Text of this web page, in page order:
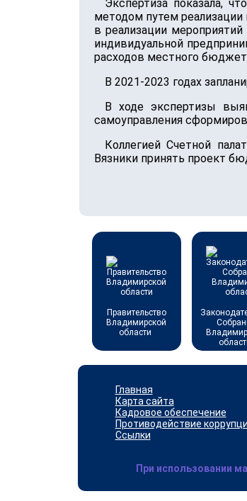
Экспертиза показала,
методом путем реализации
в реализации
индивидуальной
расходов местного
В 2021-2023 годах
В ходе экспертизы
самоуправления
Коллегией Счетной
Вязники принять проект
Правительство
Владимирской
области
Главная
Карта сайта
Кадровое обеспечение
Противодействие
Ссылки
При использовании